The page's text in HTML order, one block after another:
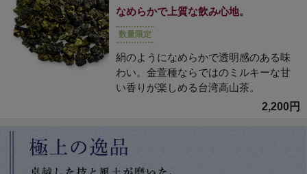
なめらかで上質な飲み心地。
数量限定
絹のようになめらかで透明感のある味
わい。金萱種ならではのミルキーな甘
い香りが楽しめる台湾高山茶。
2,200円